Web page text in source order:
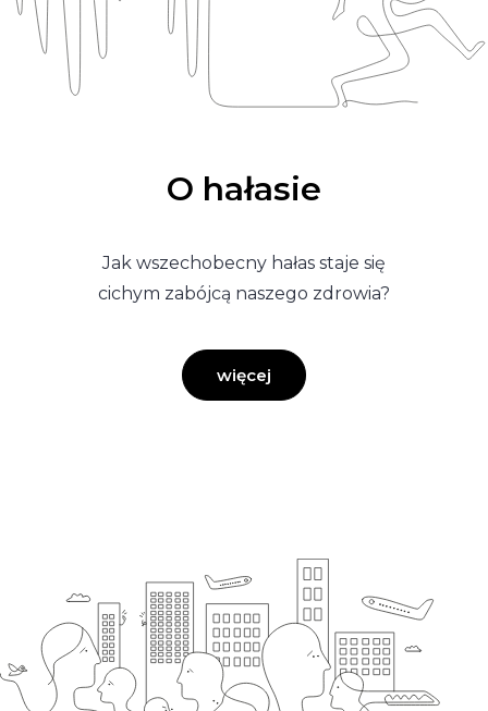
O hałasie
Jak wszechobecny hałas staje się
cichym zabójcą naszego zdrowia?
więcej